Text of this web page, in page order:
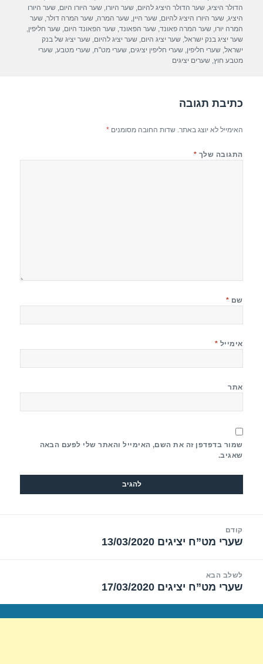
e
b
o
o
er
e
בתאריך
הדולר היציג,שער הדולר היציג להיום,שער היורו,שער היורו היום,שער היורו
היציג,שער היורו היציג להיום,שער היין,שער המרה,שער המרה דולר,שער
המרה יורו,שער המרה פאונד,שער הפאונד,שער הפאונד היום,שער חליפין,
שער יציג בנק ישראל,שער יציג היום,שער יציג להיום,שער יציג של בנק
ישראל,שערי חליפין,שערי חליפין יציגים,שערי מט"ח,שערי מטבע,שערי
מטבע חוץ,שערים יציגים
כתיבת תגובה
האימייל לא יוצג באתר. שדות החובה מסומנים*
התגובה שלך *
שם *
אימייל *
אתר
שמור בדפדפן זה את השם, האימייל והאתר שלי לפעם הבאה
שאגיב.
קודם
הפוסט
שערי מט”ח יציגים 13/03/2020
לשלב הבא
הפוסט
שערי מט”ח יציגים 17/03/2020